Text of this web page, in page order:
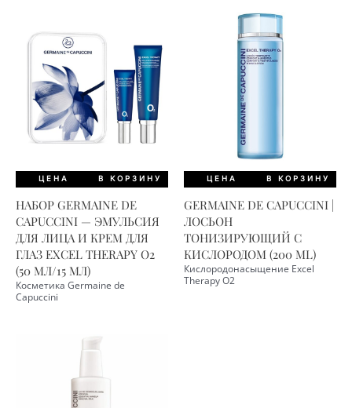
ЦЕНА В КОРЗИНУ
НАБОР GERMAINE DE
CAPUCCINI — ЭМУЛЬСИЯ
ДЛЯ ЛИЦА И КРЕМ ДЛЯ
ГЛАЗ EXCEL THERAPY O2
(50 МЛ/15 МЛ)
Косметика Germaine de
Capuccini
ЦЕНА В КОРЗИНУ
GERMAINE DE CAPUCCINI |
ЛОСЬОН
ТОНИЗИРУЮЩИЙ С
КИСЛОРОДОМ (200 ML)
Кислородонасыщение Excel
Therapy O2